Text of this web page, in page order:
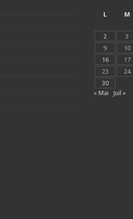
L
M
2
3
9
10
16
17
23
24
30
« Mai
Juil »